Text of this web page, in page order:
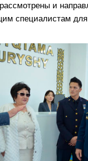
и
специалистам